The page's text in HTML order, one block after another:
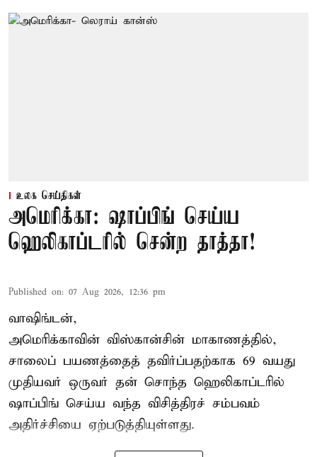
உலக செய்திகள்
அமெரிக்கா: ஷாப்பிங் செய்ய
ஹெலிகாப்டரில் சென்ற தாத்தா!
Published on: 07 Aug 2026, 12:36 pm
வாஷிங்டன்,
அமெரிக்காவின் விஸ்கான்சின் மாகாணத்தில்,
சாலைப் பயணத்தைத் தவிர்ப்பதற்காக 69 வயது
முதியவர் ஒருவர் தன் சொந்த ஹெலிகாப்டரில்
ஷாப்பிங் செய்ய வந்த விசித்திரச் சம்பவம்
அதிர்ச்சியை ஏற்படுத்தியுள்ளது.